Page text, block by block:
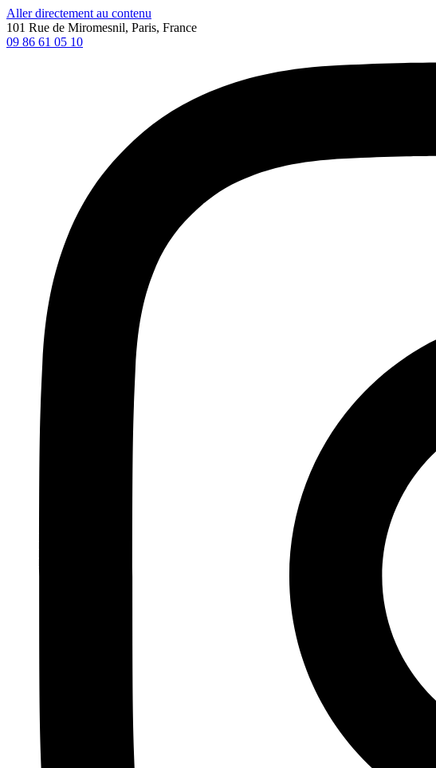
Aller directement au contenu
101 Rue de Miromesnil, Paris, France
09 86 61 05 10